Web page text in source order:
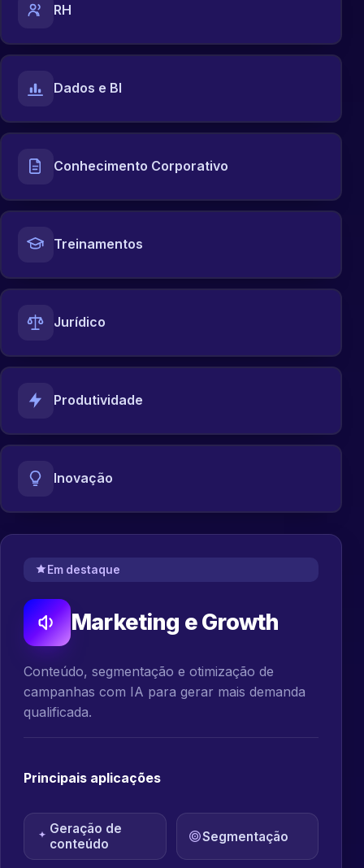
RH
Dados e BI
Conhecimento Corporativo
Treinamentos
Jurídico
Produtividade
Inovação
Em destaque
Marketing e Growth
Conteúdo, segmentação e otimização de
campanhas com IA para gerar mais demanda
qualificada.
Principais aplicações
Geração de
conteúdo
Segmentação